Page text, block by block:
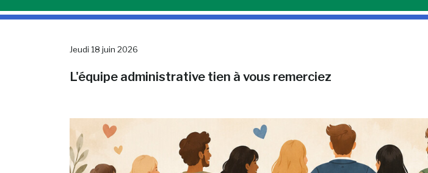
Jeudi 18 juin 2026
L'équipe administrative tien à vous remerciez